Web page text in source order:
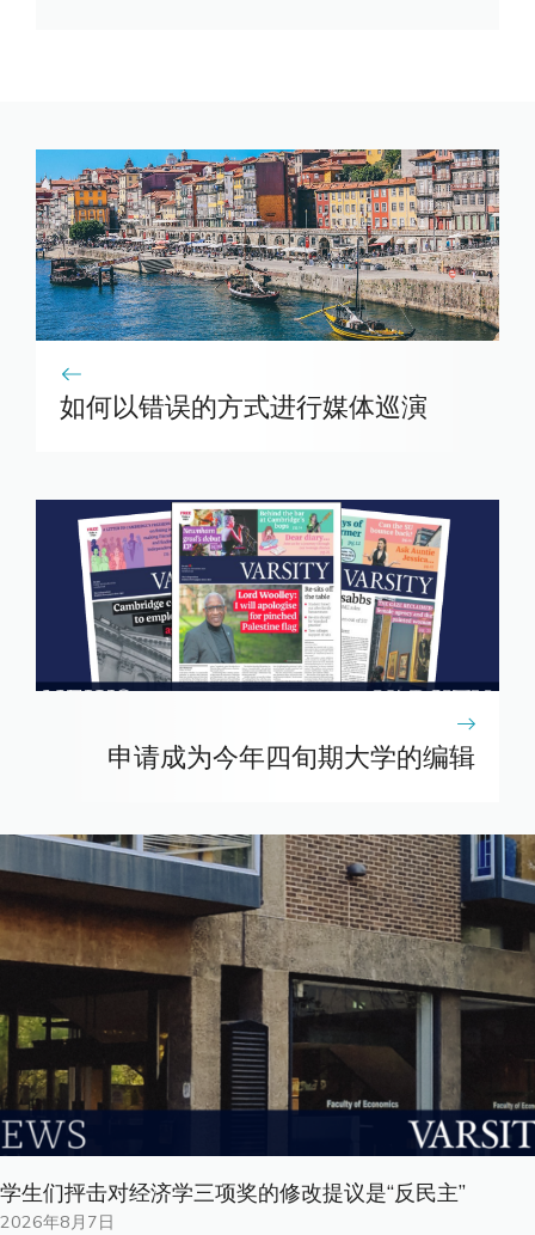
如何以错误的方式进行媒体巡演
申请成为今年四旬期大学的编辑
学生们抨击对经济学三项奖的修改提议是“反民主”
2026年8月7日